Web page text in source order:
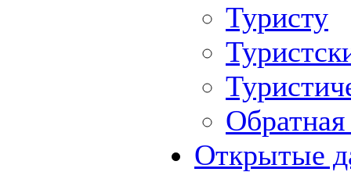
Туристу
Обратная
Открытые